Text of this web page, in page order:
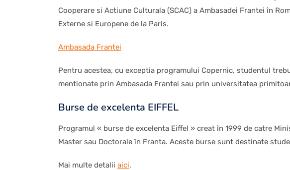
Cooperare si Actiune Culturala (SCAC) a Ambasadei Frantei în
Externe si Europene de la Paris.
Ambasada Frantei
Pentru acestea, cu exceptia programului Copernic, studentul
mentionate prin Ambasada Frantei sau prin universitatea
Burse de excelenta EIFFEL
Programul « burse de excelenta Eiffel » creat în 1999 de catre
Master sau Doctorale în Franta. Aceste burse sunt destinate
Mai multe detalii aici.